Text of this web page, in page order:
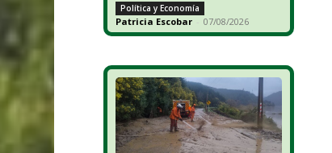
Política y Economía
Patricia Escobar - 07/08/2026